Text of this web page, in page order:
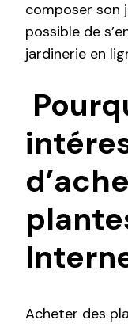
composer son
possible de
jardinerie en
Acheter des